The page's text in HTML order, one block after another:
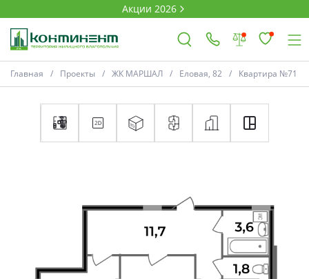
Акции 2026
Ковров
Главная Проекты ЖК МАРШАЛ Еловая, 82 Квартира №71